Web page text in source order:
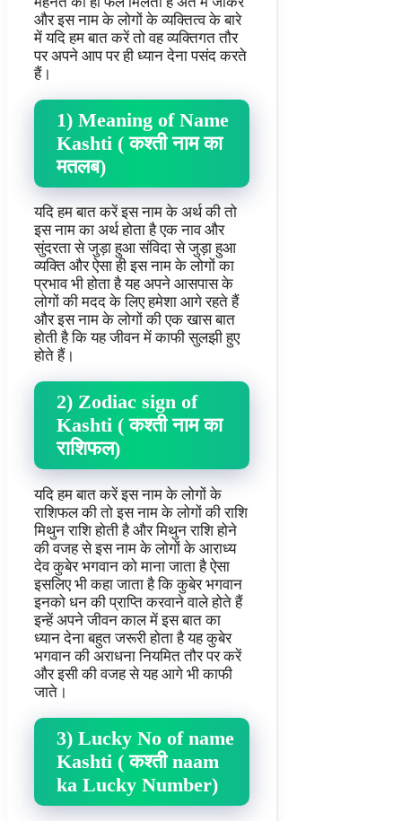
और इस नाम के लोगों के व्यक्तित्व के बारे
में यदि हम बात करें तो वह व्यक्तिगत तौर
पर अपने आप पर ही ध्यान देना पसंद करते
हैं।
1) Meaning of Name
Kashti ( कश्ती नाम का
मतलब)
यदि हम बात करें इस नाम के अर्थ की तो
इस नाम का अर्थ होता है एक नाव और
सुंदरता से जुड़ा हुआ संविदा से जुड़ा हुआ
व्यक्ति और ऐसा ही इस नाम के लोगों का
प्रभाव भी होता है यह अपने आसपास के
लोगों की मदद के लिए हमेशा आगे रहते हैं
और इस नाम के लोगों की एक खास बात
होती है कि यह जीवन में काफी सुलझी हुए
होते हैं।
2) Zodiac sign of
Kashti ( कश्ती नाम का
राशिफल)
यदि हम बात करें इस नाम के लोगों के
राशिफल की तो इस नाम के लोगों की राशि
मिथुन राशि होती है और मिथुन राशि होने
की वजह से इस नाम के लोगों के आराध्य
देव कुबेर भगवान को माना जाता है ऐसा
इसलिए भी कहा जाता है कि कुबेर भगवान
इनको धन की प्राप्ति करवाने वाले होते हैं
इन्हें अपने जीवन काल में इस बात का
ध्यान देना बहुत जरूरी होता है यह कुबेर
भगवान की अराधना नियमित तौर पर करें
और इसी की वजह से यह आगे भी काफी
जाते।
3) Lucky No of name
Kashti ( कश्ती naam
ka Lucky Number)